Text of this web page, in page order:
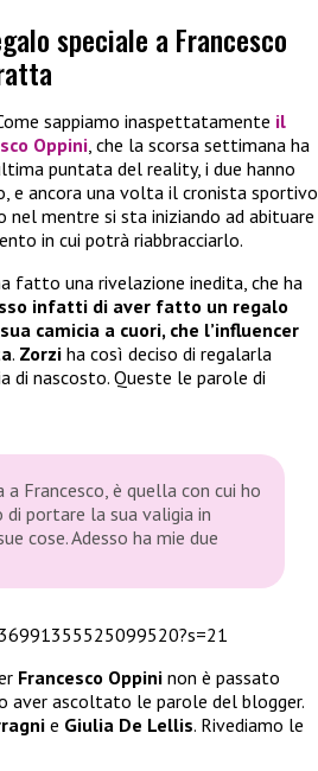
speciale a Francesco
sappiamo inaspettatamente il
Oppini, che la scorsa settimana ha
puntata del reality, i due hanno
e ancora una volta il cronista sportivo
nel mentre si sta iniziando ad abituare
in cui potrà riabbracciarlo.
fatto una rivelazione inedita, che ha
infatti di aver fatto un regalo
sua camicia a cuori, che l’influencer
. Zorzi ha così deciso di regalarla
di nascosto. Queste le parole di
a Francesco, è quella con cui ho
portare la sua valigia in
cose. Adesso ha mie due
Francesco Oppini non è passato
aver ascoltato le parole del blogger.
e Giulia De Lellis. Rivediamo le